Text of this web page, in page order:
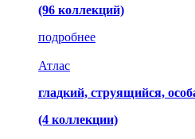
(96 коллекций)
подробнее
Атлас
гладкий, струящийся,
(4 коллекции)